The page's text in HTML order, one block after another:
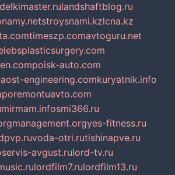
landshaftblog.ru
stroysnami.kzlcna.kz
timeszp.comavtoguru.net
poisk-auto.com
ost-engineering.comkuryatnik.info
poremontuavto.com
mirmam.infosmi366.ru
yes-fitness.ru
voda-otri.rutishinapve.ru
avgust.rulord-tv.ru
lordfilm7.rulordfilm13.ru